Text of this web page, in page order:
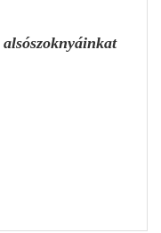
alsószoknyáinkat